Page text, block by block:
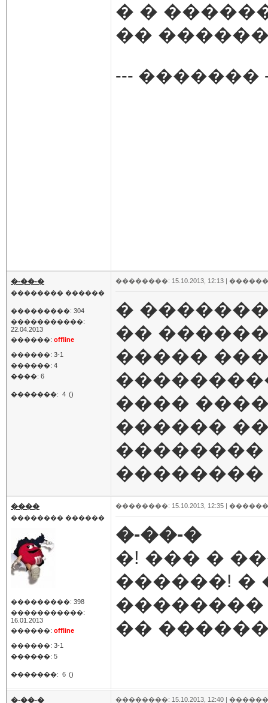
� �
��
--- �������
�-��-�
�������� ������
���������: 304
�����������:
22.04.2013
������: offline
������: 3-1
������: 4
����: 6
�������: 4 ()
��������: 15.10.2013, 12:13 |
�
��
�����
���� ����
������
��������
����
�������� ������
���������: 398
�����������:
16.01.2013
������: offline
������: 3-1
������: 5
�������: 6 ()
��������: 15.10.2013, 12:35 |
�-��-�
�! ��� �
������! �
��������
��
�-��-� ��������: 15.10.2013, 12:40 |